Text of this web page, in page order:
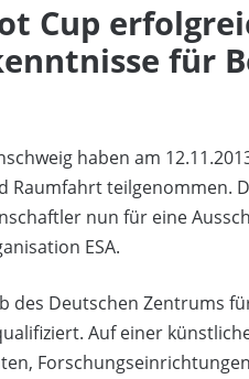
Cup
für
haben am
Raumfahrt teilgenommen.
nun für eine
ESA.
des Deutschen Zentrums
Auf einer